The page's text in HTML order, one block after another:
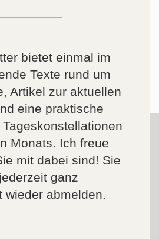
bietet einmal im
Texte rund um
Artikel zur aktuellen
eine praktische
Monats. Ich freue
mit dabei sind! Sie
ganz
wieder abmelden.